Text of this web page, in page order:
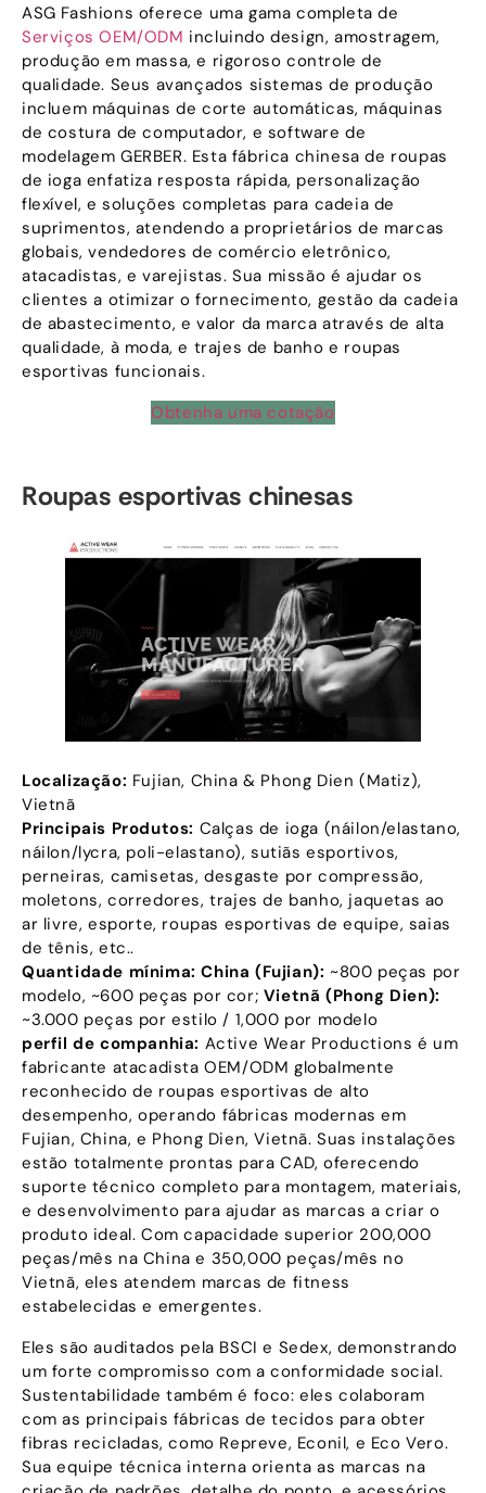
ASG Fashions oferece uma gama completa de
Serviços OEM/ODM incluindo design, amostragem,
produção em massa, e rigoroso controle de
qualidade. Seus avançados sistemas de produção
incluem máquinas de corte automáticas, máquinas
de costura de computador, e software de
modelagem GERBER. Esta fábrica chinesa de roupas
de ioga enfatiza resposta rápida, personalização
flexível, e soluções completas para cadeia de
suprimentos, atendendo a proprietários de marcas
globais, vendedores de comércio eletrônico,
atacadistas, e varejistas. Sua missão é ajudar os
clientes a otimizar o fornecimento, gestão da cadeia
de abastecimento, e valor da marca através de alta
qualidade, à moda, e trajes de banho e roupas
esportivas funcionais.
Obtenha uma cotação
Roupas esportivas chinesas
Localização: Fujian, China & Phong Dien (Matiz),
Vietnã
Principais Produtos: Calças de ioga (náilon/elastano,
náilon/lycra, poli-elastano), sutiãs esportivos,
perneiras, camisetas, desgaste por compressão,
moletons, corredores, trajes de banho, jaquetas ao
ar livre, esporte, roupas esportivas de equipe, saias
de tênis, etc..
Quantidade mínima: China (Fujian): ~800 peças por
modelo, ~600 peças por cor; Vietnã (Phong Dien):
~3.000 peças por estilo / 1,000 por modelo
perfil de companhia: Active Wear Productions é um
fabricante atacadista OEM/ODM globalmente
reconhecido de roupas esportivas de alto
desempenho, operando fábricas modernas em
Fujian, China, e Phong Dien, Vietnã. Suas instalações
estão totalmente prontas para CAD, oferecendo
suporte técnico completo para montagem, materiais,
e desenvolvimento para ajudar as marcas a criar o
produto ideal. Com capacidade superior 200,000
peças/mês na China e 350,000 peças/mês no
Vietnã, eles atendem marcas de fitness
estabelecidas e emergentes.
Eles são auditados pela BSCI e Sedex, demonstrando
um forte compromisso com a conformidade social.
Sustentabilidade também é foco: eles colaboram
com as principais fábricas de tecidos para obter
fibras recicladas, como Repreve, Econil, e Eco Vero.
Sua equipe técnica interna orienta as marcas na